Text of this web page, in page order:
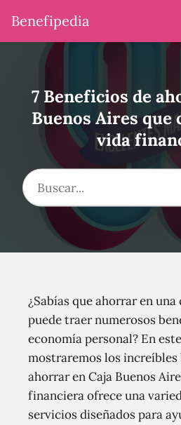
Benefipedia
7 Beneficios de
Buenos Aires que
vida
¿Sabías que ahorrar en
puede traer numerosos
economía personal? En
mostraremos los
ahorrar en Caja Buenos
financiera ofrece una
servicios diseñados para